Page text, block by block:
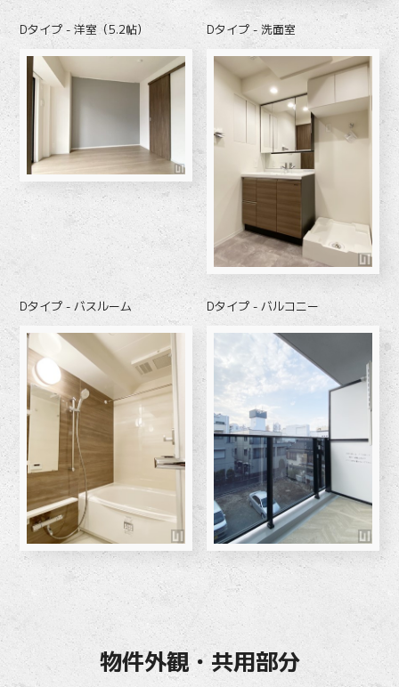
Dタイプ - 洋室（5.2帖） Dタイプ - 洗面室
Dタイプ - バスルーム Dタイプ - バルコニー
物件外観・共用部分